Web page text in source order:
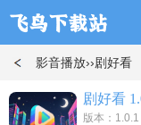
影音播放››剧好看
剧好看
版本：1.0.1